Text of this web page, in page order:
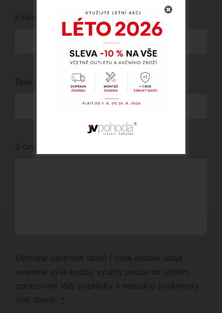
Email
Telefon
S čím vám můžeme pomoci?
Ochrana osobních údajů | Vaše osobní údaje
uvedené výše budou využity pouze za účelem
zpracování Vaší poptávky a nebudou poskytnuty
třetí straně. *